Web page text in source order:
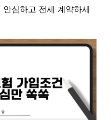
심하고 전세 계약하세